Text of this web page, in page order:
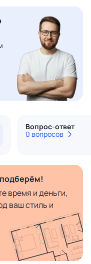
Вопрос-ответ
0 вопросов
время и деньги,
ваш стиль и